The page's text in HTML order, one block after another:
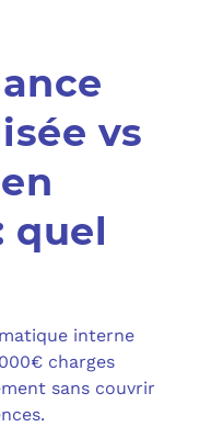
vs
quel
interne
charges
sans couvrir